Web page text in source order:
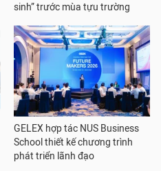
sinh” trước mùa tựu trường
GELEX hợp tác NUS Business
School thiết kế chương trình
phát triển lãnh đạo